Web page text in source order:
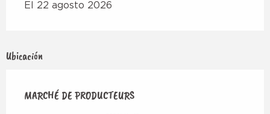
El 22 agosto 2026
Ubicación
MARCHÉ DE PRODUCTEURS